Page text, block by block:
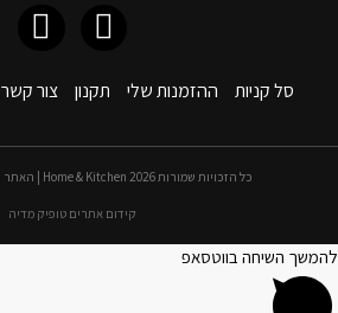
סל קניות ההזמנות שלי תקנון צור קשר
כל הזכויות שמורות 2026 Home & Kitchen | האתר נבנה ע״י לובה קוטליק
קידום אתרים טופיק מדיה
להמשך השיחה בווטסאפ